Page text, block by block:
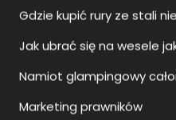
Gdzie kupić rury ze stali
Jak ubrać się na wesele
Namiot glampingowy
Marketing prawników